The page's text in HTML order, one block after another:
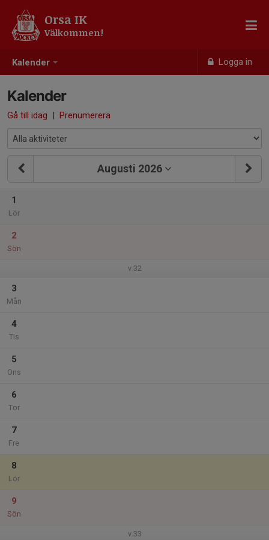
Kalender Logga in
Orsa IK
Välkommen!
Kalender
Gå till idag | Prenumerera
Augusti 2026
1
Lör
2
Sön
v.32
3
Mån
4
Tis
5
Ons
6
Tor
7
Fre
8
Lör
9
Sön
v.33